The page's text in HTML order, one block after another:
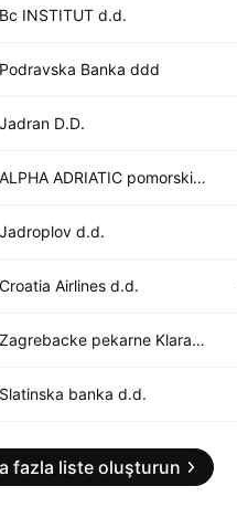
Bc INSTITUT d.d.
Podravska Banka ddd
Jadran D.D.
ALPHA ADRIATIC pomorski promet d.d.
Jadroplov d.d.
Croatia Airlines d.d.
Zagrebacke pekarne Klara d.d.
Slatinska banka d.d.
fazla liste oluşturun